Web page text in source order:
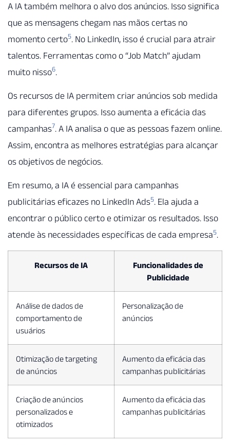
A IA também melhora o alvo dos anúncios. Isso significa
que as mensagens chegam nas mãos certas no
momento certo5. No LinkedIn, isso é crucial para atrair
talentos. Ferramentas como o “Job Match” ajudam
muito nisso6.
Os recursos de IA permitem criar anúncios sob medida
para diferentes grupos. Isso aumenta a eficácia das
campanhas7. A IA analisa o que as pessoas fazem online.
Assim, encontra as melhores estratégias para alcançar
os objetivos de negócios.
Em resumo, a IA é essencial para campanhas
publicitárias eficazes no LinkedIn Ads5. Ela ajuda a
encontrar o público certo e otimizar os resultados. Isso
atende às necessidades específicas de cada empresa5.
Recursos de IA
Funcionalidades de
Publicidade
Análise de dados de
comportamento de
usuários
Personalização de
anúncios
Otimização de targeting
de anúncios
Aumento da eficácia das
campanhas publicitárias
Criação de anúncios
personalizados e
otimizados
Aumento da eficácia das
campanhas publicitárias